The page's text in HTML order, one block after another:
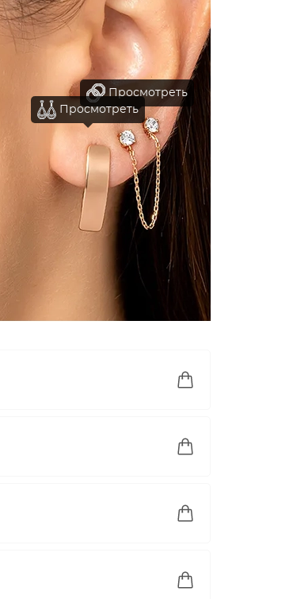
Просмотреть
Просмотреть